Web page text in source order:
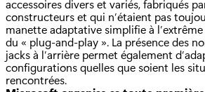
accessoires divers et variés, fabriqués
constructeurs et qui n’étaient pas
manette adaptative simplifie à l’extrême
du « plug-and-play ». La présence des
jacks à l’arrière permet également
configurations quelles que soient les
rencontrées.